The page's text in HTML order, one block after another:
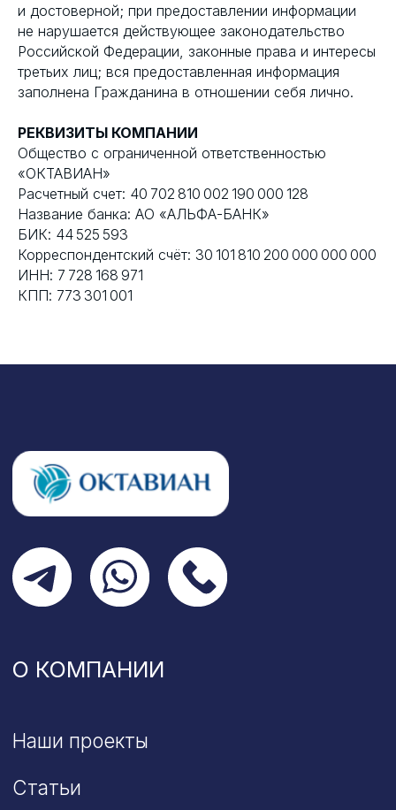
и достоверной; при предоставлении информации
не нарушается действующее законодательство
Российской Федерации, законные права и интересы
третьих лиц; вся предоставленная информация
заполнена Гражданина в отношении себя лично.
РЕКВИЗИТЫ КОМПАНИИ
Общество с ограниченной ответственностью
«ОКТАВИАН»
Расчетный счет: 40 702 810 002 190 000 128
Название банка: АО «АЛЬФА-БАНК»
БИК: 44 525 593
Корреспондентский счёт: 30 101 810 200 000 000 000
ИНН: 7 728 168 971
КПП: 773 301 001
ПРОДУКЦИЯ
УСЛУГИ
Сервис
О КОМПАНИИ
© 2026 все права